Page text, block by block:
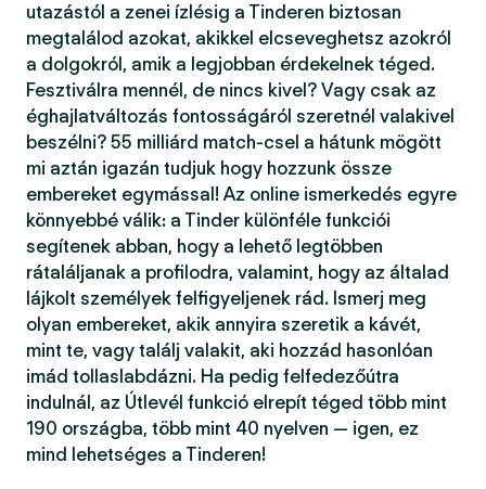
utazástól a zenei ízlésig a Tinderen biztosan
megtalálod azokat, akikkel elcseveghetsz azokról
a dolgokról, amik a legjobban érdekelnek téged.
Fesztiválra mennél, de nincs kivel? Vagy csak az
éghajlatváltozás fontosságáról szeretnél valakivel
beszélni? 55 milliárd match-csel a hátunk mögött
mi aztán igazán tudjuk hogy hozzunk össze
embereket egymással! Az online ismerkedés egyre
könnyebbé válik: a Tinder különféle funkciói
segítenek abban, hogy a lehető legtöbben
rátaláljanak a profilodra, valamint, hogy az általad
lájkolt személyek felfigyeljenek rád. Ismerj meg
olyan embereket, akik annyira szeretik a kávét,
mint te, vagy találj valakit, aki hozzád hasonlóan
imád tollaslabdázni. Ha pedig felfedezőútra
indulnál, az Útlevél funkció elrepít téged több mint
190 országba, több mint 40 nyelven — igen, ez
mind lehetséges a Tinderen!